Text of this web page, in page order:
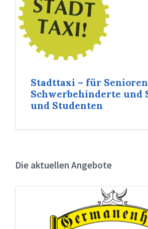
Stadttaxi – für
Schwerbehinderte und
und Studenten
Die aktuellen Angebote